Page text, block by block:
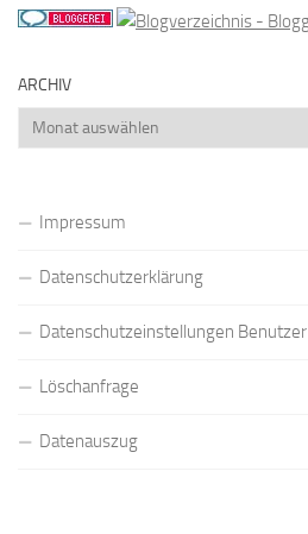
ARCHIV
Archiv
Impressum
Datenschutzerklärung
Datenschutzeinstellungen Benutzer
Löschanfrage
Datenauszug